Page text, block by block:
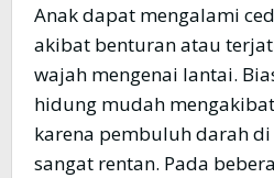
Anak dapat mengalami
akibat benturan atau
wajah mengenai lantai.
hidung mudah
karena pembuluh darah
sangat rentan. Pada